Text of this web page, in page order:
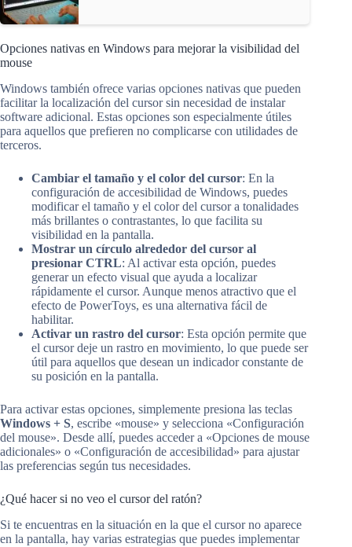
Opciones nativas en Windows para mejorar la visibilidad del
mouse
Windows también ofrece varias opciones nativas que pueden
facilitar la localización del cursor sin necesidad de instalar
software adicional. Estas opciones son especialmente útiles
para aquellos que prefieren no complicarse con utilidades de
terceros.
Cambiar el tamaño y el color del cursor: En la
configuración de accesibilidad de Windows, puedes
modificar el tamaño y el color del cursor a tonalidades
más brillantes o contrastantes, lo que facilita su
visibilidad en la pantalla.
Mostrar un círculo alrededor del cursor al
presionar CTRL: Al activar esta opción, puedes
generar un efecto visual que ayuda a localizar
rápidamente el cursor. Aunque menos atractivo que el
efecto de PowerToys, es una alternativa fácil de
habilitar.
Activar un rastro del cursor: Esta opción permite que
el cursor deje un rastro en movimiento, lo que puede ser
útil para aquellos que desean un indicador constante de
su posición en la pantalla.
Para activar estas opciones, simplemente presiona las teclas
Windows + S, escribe «mouse» y selecciona «Configuración
del mouse». Desde allí, puedes acceder a «Opciones de mouse
adicionales» o «Configuración de accesibilidad» para ajustar
las preferencias según tus necesidades.
¿Qué hacer si no veo el cursor del ratón?
Si te encuentras en la situación en la que el cursor no aparece
en la pantalla, hay varias estrategias que puedes implementar